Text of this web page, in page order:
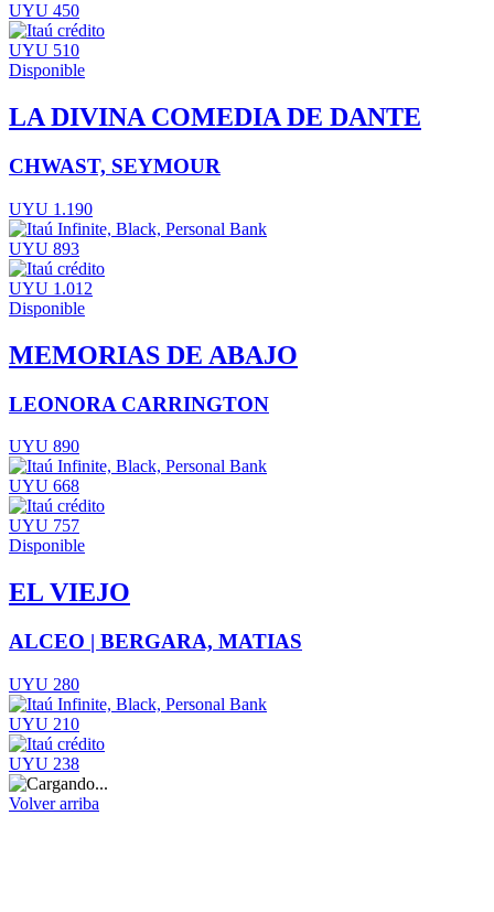
UYU 450
UYU 510
Disponible
LA DIVINA COMEDIA DE DANTE
CHWAST, SEYMOUR
UYU 1.190
UYU 893
UYU 1.012
Disponible
MEMORIAS DE ABAJO
LEONORA CARRINGTON
UYU 890
UYU 668
UYU 757
Disponible
EL VIEJO
ALCEO | BERGARA, MATIAS
UYU 280
UYU 210
UYU 238
Volver arriba